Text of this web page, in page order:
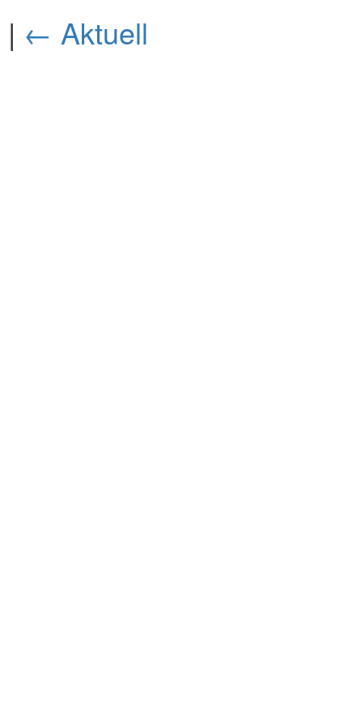
| ← Aktuell